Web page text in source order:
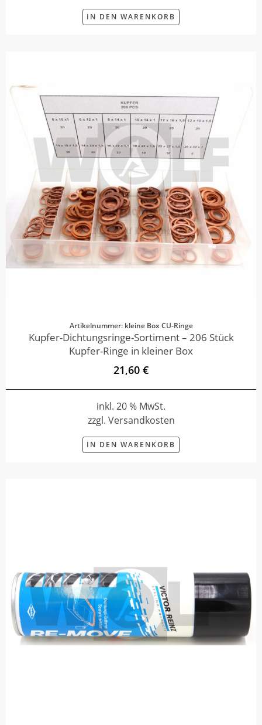
IN DEN WARENKORB
Artikelnummer: kleine Box CU-Ringe
Kupfer-Dichtungsringe-Sortiment – 206 Stück
Kupfer-Ringe in kleiner Box
21,60 €
inkl. 20 % MwSt.
zzgl. Versandkosten
IN DEN WARENKORB